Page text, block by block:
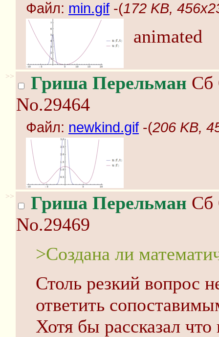
Файл: min.gif -(172 KB,
animated
>> Гриша Перельман Сб
No.29464
Файл: newkind.gif -(206 KB,
>> Гриша Перельман Сб
No.29469
>Создана ли
Столь резкий вопрос
ответить
Хотя бы рассказал